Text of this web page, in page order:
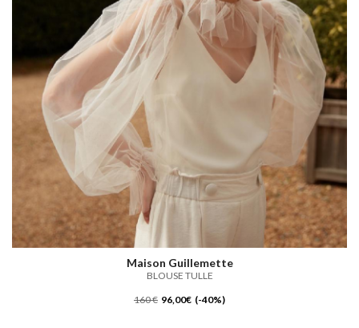
Maison Guillemette
BLOUSE TULLE
160 € 96,00€ (-40%)